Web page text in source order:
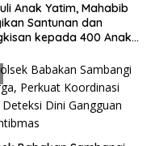
Anak Yatim, Mahabib
Santunan dan
kepada 400 Anak